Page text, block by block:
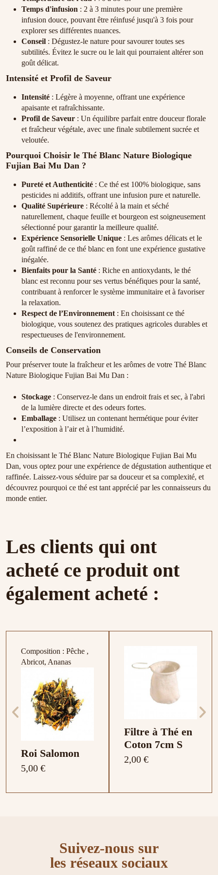
Temps d'infusion : 2 à 3 minutes pour une première
infusion douce, pouvant être réinfusé jusqu'à 3 fois pour
explorer ses différentes nuances.
Conseil : Dégustez-le nature pour savourer toutes ses
subtilités. Évitez le sucre ou le lait qui pourraient altérer son
goût délicat.
Intensité et Profil de Saveur
Intensité : Légère à moyenne, offrant une expérience
apaisante et rafraîchissante.
Profil de Saveur : Un équilibre parfait entre douceur florale
et fraîcheur végétale, avec une finale subtilement sucrée et
veloutée.
Pourquoi Choisir le Thé Blanc Nature Biologique
Fujian Bai Mu Dan ?
Pureté et Authenticité : Ce thé est 100% biologique, sans
pesticides ni additifs, offrant une infusion pure et naturelle.
Qualité Supérieure : Récolté à la main et séché
naturellement, chaque feuille et bourgeon est soigneusement
sélectionné pour garantir la meilleure qualité.
Expérience Sensorielle Unique : Les arômes délicats et le
goût raffiné de ce thé blanc en font une expérience gustative
inégalée.
Bienfaits pour la Santé : Riche en antioxydants, le thé
blanc est reconnu pour ses vertus bénéfiques pour la santé,
contribuant à renforcer le système immunitaire et à favoriser
la relaxation.
Respect de l’Environnement: En choisissant ce thé
biologique, vous soutenez des pratiques agricoles durables et
respectueuses de l'environnement.
Conseils de Conservation
Pour préserver toute la fraîcheur et les arômes de votre Thé Blanc
Nature Biologique Fujian Bai Mu Dan :
Stockage : Conservez-le dans un endroit frais et sec, à l'abri
de la lumière directe et des odeurs fortes.
Emballage : Utilisez un contenant hermétique pour éviter
l’exposition à l’air et à l’humidité.
En choisissant le Thé Blanc Nature Biologique Fujian Bai Mu
Dan, vous optez pour une expérience de dégustation authentique et
raffinée. Laissez-vous séduire par sa douceur et sa complexité, et
découvrez pourquoi ce thé est tant apprécié par les connaisseurs du
monde entier.
Les clients qui ont
acheté ce produit ont
également acheté :
Composition : Pêche ,
Abricot, Ananas
Roi Salomon
5,00 €
Filtre à Thé en
Coton 7cm S
2,00 €
Promotions
-1,00 €
Suivez-nous sur
les réseaux sociaux